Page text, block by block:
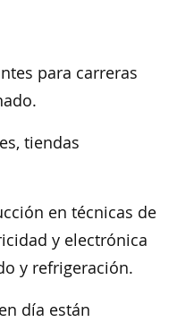
para carreras
tiendas
en técnicas de
y electrónica
y refrigeración.
día están